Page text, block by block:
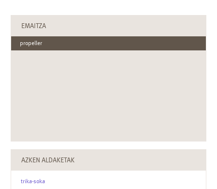
EMAITZA
propeller
AZKEN ALDAKETAK
trika-soka